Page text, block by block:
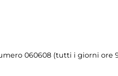
060608 (tutti i giorni ore